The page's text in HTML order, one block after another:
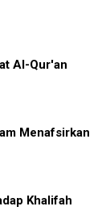
Al-Qur'an
Menafsirkan
Khalifah